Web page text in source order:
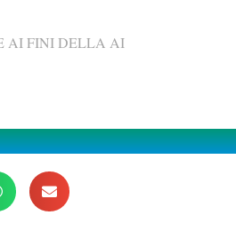
AI FINI DELLA AI